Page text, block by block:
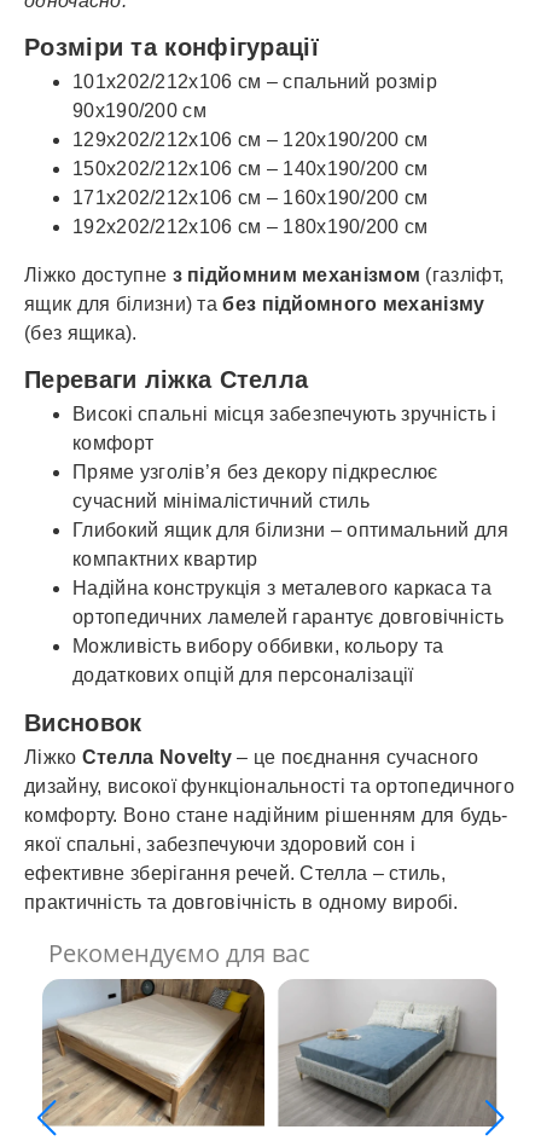
Розміри та конфігурації
101x202/212x106 см – спальний розмір
90x190/200 см
129x202/212x106 см – 120x190/200 см
150x202/212x106 см – 140x190/200 см
171x202/212x106 см – 160x190/200 см
192x202/212x106 см – 180x190/200 см
Ліжко доступне з підйомним механізмом (газліфт,
ящик для білизни) табез підйомного механізму
(без ящика).
Переваги ліжка Стелла
Високі спальні місця забезпечують зручність і
комфорт
Пряме узголів’я без декору підкреслює
сучасний мінімалістичний стиль
Глибокий ящик для білизни – оптимальний для
компактних квартир
Надійна конструкція з металевого каркаса та
ортопедичних ламелей гарантує довговічність
Можливість вибору оббивки, кольору та
додаткових опцій для персоналізації
Висновок
Ліжко Стелла Novelty – це поєднання сучасного
дизайну, високої функціональності та ортопедичного
комфорту. Воно стане надійним рішенням для будь-
якої спальні, забезпечуючи здоровий сон і
ефективне зберігання речей. Стелла – стиль,
практичність та довговічність в одному виробі.
Рекомендуємо для вас